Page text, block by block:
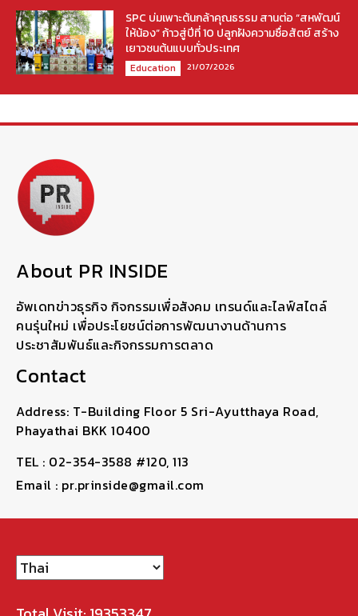
SPC บ่มเพาะต้นกล้าคุณธรรม สานต่อ “สหพัฒน์
ให้น้อง” ก้าวสู่ปีที่ 10 ปลูกฝังความซื่อสัตย์ สร้าง
เยาวชนต้นแบบทั่วประเทศ
Education 21/07/2026
About PR INSIDE
อัพเดทข่าวธุรกิจ กิจกรรมเพื่อสังคม เทรนด์และไลฟ์สไตล์
คนรุ่นใหม่ เพื่อประโยชน์ต่อการพัฒนางานด้านการ
ประชาสัมพันธ์และกิจกรรมการตลาด
Contact
Address: T-Building Floor 5 Sri-Ayutthaya Road,
Phayathai BKK 10400
TEL : 02-354-3588 #120, 113
Email : pr.prinside@gmail.com